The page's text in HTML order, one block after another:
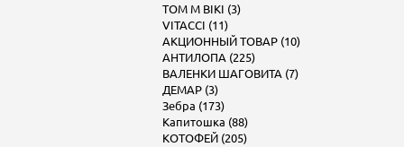
TOM M BIKI (3)
VITACCI (11)
АКЦИОННЫЙ ТОВАР (10)
АНТИЛОПА (225)
ВАЛЕНКИ ШАГОВИТА (7)
ДЕМАР (3)
Зебра (173)
Капитошка (88)
КОТОФЕЙ (205)